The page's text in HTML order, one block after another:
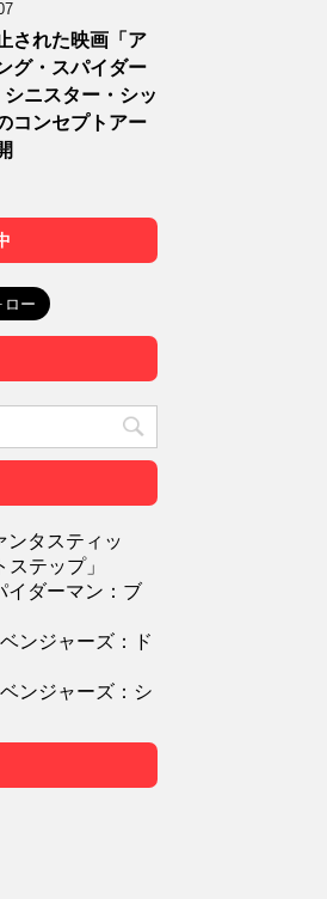
された映画「ア
グ・スパイダー
シニスター・シッ
コンセプトアー
タスティッ
テップ」
ダーマン：ブ
ンジャーズ：ド
ンジャーズ：シ